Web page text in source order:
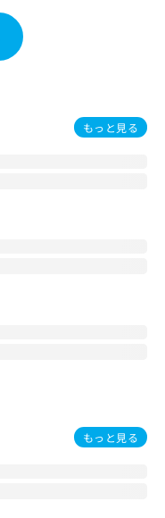
もっと見る
もっと見る